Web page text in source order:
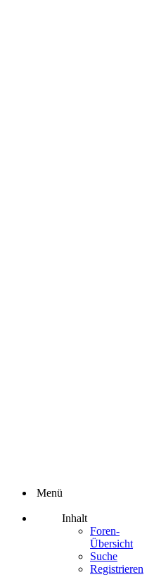
Menü
Inhalt
Foren-
Übersicht
Suche
Registrieren